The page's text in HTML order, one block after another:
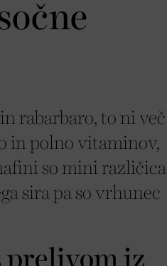
rabarbaro, to ni več
in polno vitaminov,
so mini različica
sira pa so vrhunec
prelivom iz